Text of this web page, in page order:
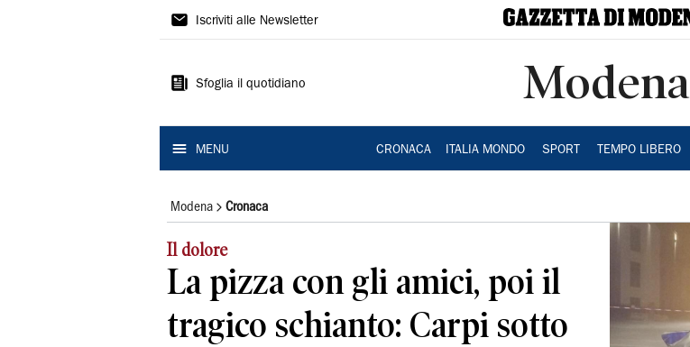
Gazzetta
Modena
Iscriviti alle Newsletter
Sfoglia il quotidiano Modena
MENU CRONACA ITALIA MONDO SPORT TEMPO LIBERO
Modena Cronaca
Il dolore
La pizza con gli amici, poi il
tragico schianto: Carpi sotto